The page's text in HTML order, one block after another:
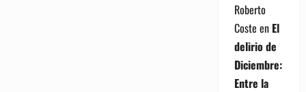
Roberto
Coste en El
delirio de
Diciembre:
Entre la